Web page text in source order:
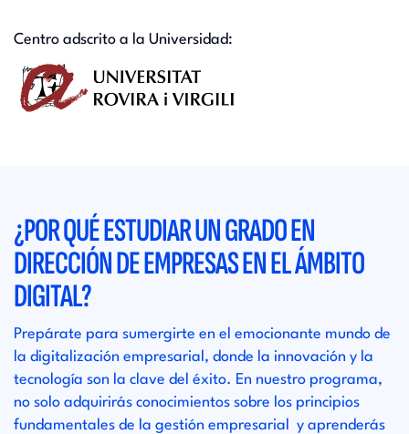
Centro adscrito a la Universidad:
¿POR QUÉ ESTUDIAR UN GRADO EN
DIRECCIÓN DE EMPRESAS EN EL ÁMBITO
DIGITAL?
Prepárate para sumergirte en el emocionante mundo de
la digitalización empresarial, donde la innovación y la
tecnología son la clave del éxito. En nuestro programa,
no solo adquirirás conocimientos sobre los principios
fundamentales de la gestión empresarial y aprenderás